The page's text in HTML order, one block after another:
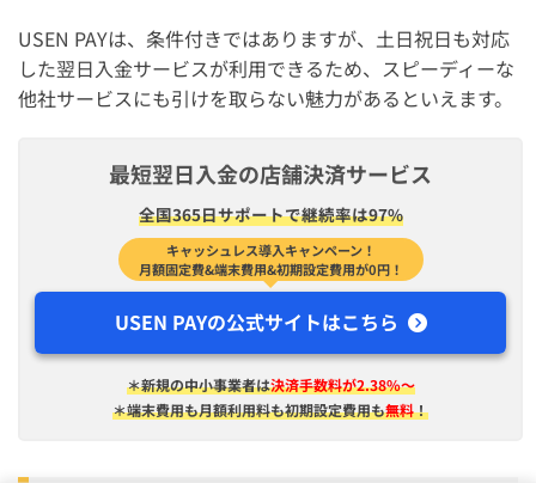
USEN PAYは、条件付きではありますが、土日祝日も対応
した翌日入金サービスが利用できるため、スピーディーな
他社サービスにも引けを取らない魅力があるといえます。
最短翌日入金の店舗決済サービス
全国365日サポートで継続率は97%
キャッシュレス導入キャンペーン！
月額固定費&端末費用&初期設定費用が0円！
USEN PAYの公式サイトはこちら
＊新規の中小事業者は決済手数料が2.38%〜
＊端末費用も月額利用料も初期設定費用も無料！